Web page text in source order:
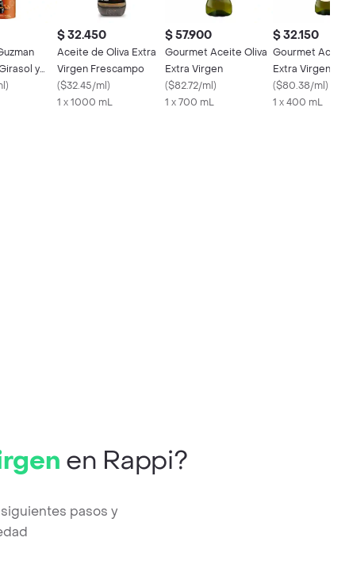
y
)
$ 32.450
Aceite de Oliva Extra
Virgen Frescampo
($32.45/ml)
1 x 1000 mL
$ 57.900
Gourmet Aceite Oliva
Extra Virgen
($82.72/ml)
1 x 700 mL
$ 32.150
Gourmet
Extra Virgen
($80.38/ml)
1 x 400 mL
en Rappi?
pasos y